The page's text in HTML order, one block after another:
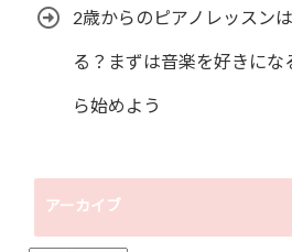
2歳からのピアノレッスン
る？まずは音楽を好きにな
ら始めよう
アーカイブ